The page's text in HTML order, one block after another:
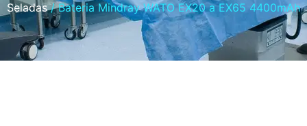
Seladas/ Bateria Mindray WATO EX20 a EX65 4400mAh